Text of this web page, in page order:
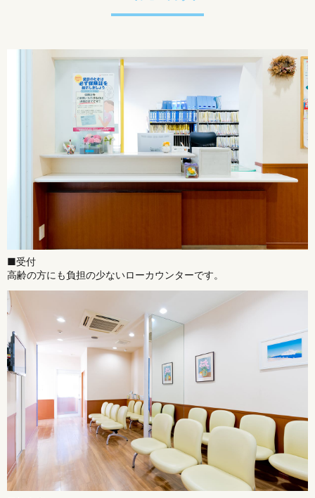
■受付
高齢の方にも負担の少ないローカウンターです。